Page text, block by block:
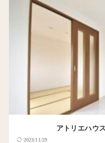
アトリエハウ
2023/11/29